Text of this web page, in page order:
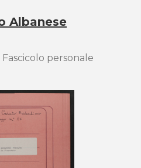
Albanese
personale